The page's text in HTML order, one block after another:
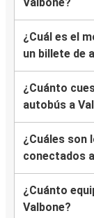
¿Cuál es el
un billete de
¿Cuánto
autobús a
¿Cuáles son
conectados
¿Cuánto
Valbone?